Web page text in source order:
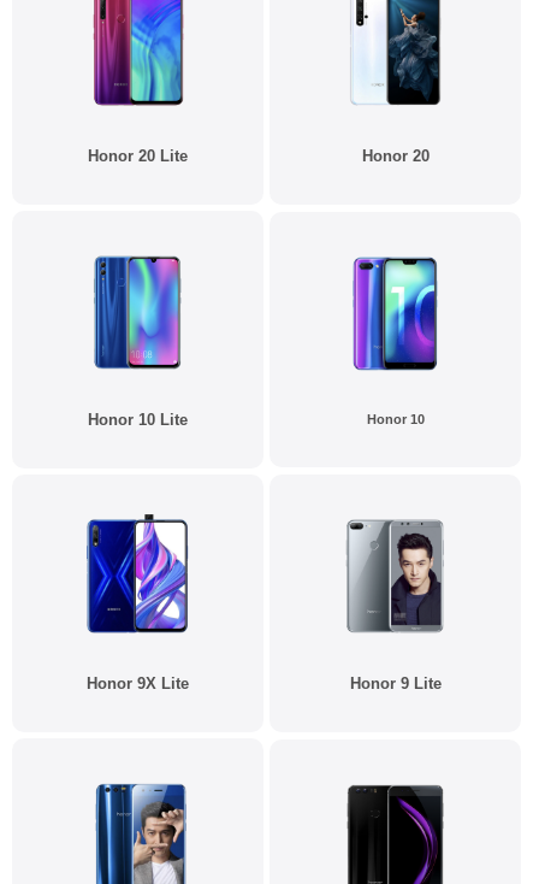
Honor 20 Lite Honor 20
Honor 10 Lite Honor 10
Honor 9X Lite Honor 9 Lite